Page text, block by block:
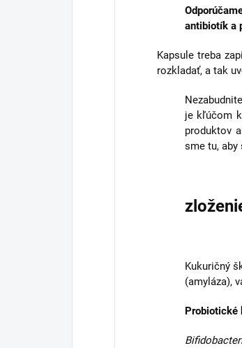
antibiotík a
Kapsule treba
rozkladať, a tak
je kľúčom
produktov
sme tu,
Kukuričný
(amyláza),
Probiotické